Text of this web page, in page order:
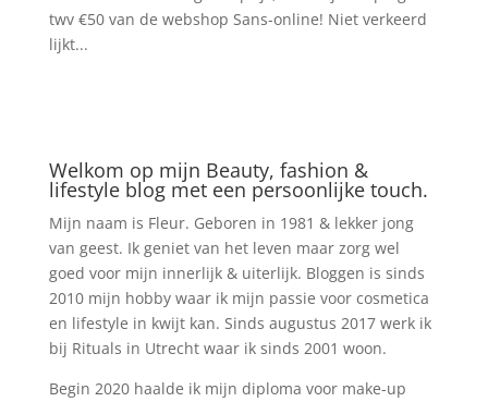
twv €50 van de webshop Sans-online! Niet verkeerd
lijkt...
Welkom op mijn Beauty, fashion &
lifestyle blog met een persoonlijke touch.
Mijn naam is Fleur. Geboren in 1981 & lekker jong
van geest. Ik geniet van het leven maar zorg wel
goed voor mijn innerlijk & uiterlijk. Bloggen is sinds
2010 mijn hobby waar ik mijn passie voor cosmetica
en lifestyle in kwijt kan. Sinds augustus 2017 werk ik
bij Rituals in Utrecht waar ik sinds 2001 woon.
Begin 2020 haalde ik mijn diploma voor make-up